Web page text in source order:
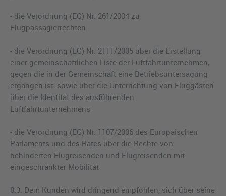
- die Verordnung (EG) Nr. 261/2004 zu
Flugpassagierrechten
- die Verordnung (EG) Nr. 2111/2005 über die Erstellung
einer gemeinschaftlichen Liste der Luftfahrtunternehmen,
gegen die in der Gemeinschaft eine Betriebsuntersagung
ergangen ist, sowie über die Unterrichtung von Fluggästen
über die Identität des ausführenden
Luftfahrtunternehmens
- die Verordnung (EG) Nr. 1107/2006 des Europäischen
Parlaments und des Rates über die Rechte von
behinderten Flugreisenden und Flugreisenden mit
eingeschränkter Mobilität
8.3. Dem Kunden wird dringend empfohlen, sich über seine